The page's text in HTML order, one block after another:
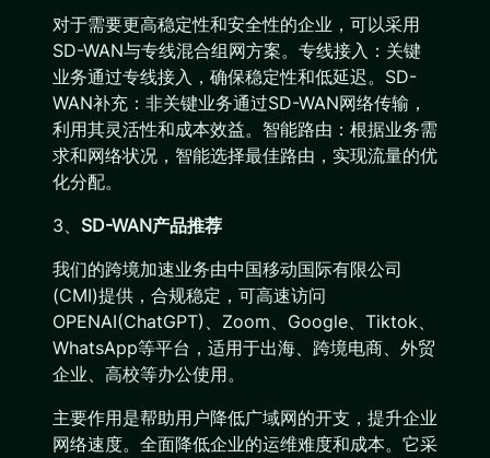
对于需要更高稳定性和安全性的企业，可以采用
SD-WAN与专线混合组网方案。专线接入：关键
业务通过专线接入，确保稳定性和低延迟。SD-
WAN补充：非关键业务通过SD-WAN网络传输，
利用其灵活性和成本效益。智能路由：根据业务需
求和网络状况，智能选择最佳路由，实现流量的优
化分配。
3、 SD-WAN产品推荐
我们的跨境加速业务由中国移动国际有限公司
(CMI)提供，合规稳定，可高速访问
OPENAI(ChatGPT)、Zoom、Google、Tiktok、
WhatsApp等平台，适用于出海、跨境电商、外贸
企业、高校等办公使用。
主要作用是帮助用户降低广域网的开支，提升企业
网络速度。全面降低企业的运维难度和成本。它采